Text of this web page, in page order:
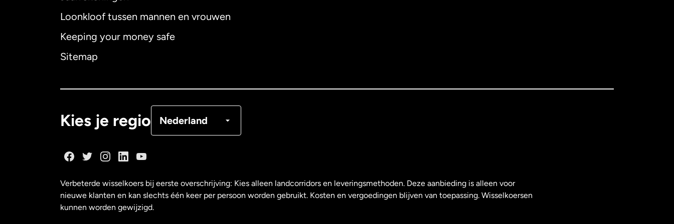
Loonkloof tussen mannen en vrouwen
Keeping your money safe
Sitemap
Kies je regio Nederland
Australië
Verbeterde wisselkoers bij eerste overschrijving: Kies alleen landcorridors en leveringsmethoden. Deze aanbieding is alleen voor
nieuwe klanten en kan slechts één keer per persoon worden gebruikt. Kosten en vergoedingen blijven van toepassing. Wisselkoersen
kunnen worden gewijzigd.